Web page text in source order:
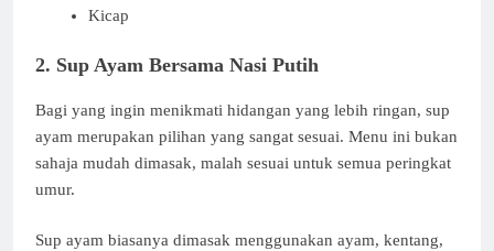
Kicap
2. Sup Ayam Bersama Nasi Putih
Bagi yang ingin menikmati hidangan yang lebih ringan, sup
ayam merupakan pilihan yang sangat sesuai. Menu ini bukan
sahaja mudah dimasak, malah sesuai untuk semua peringkat
umur.
Sup ayam biasanya dimasak menggunakan ayam, kentang,